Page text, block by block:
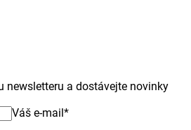
newsletteru a dostávejte novinky
Váš e-mail*